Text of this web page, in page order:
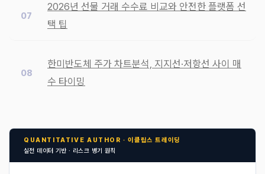
2026년 선물 거래 수수료 비교와 안전한 플랫폼 선
택 팁
한미반도체 주가 차트분석, 지지선·저항선 사이 매
수 타이밍
QUANTITATIVE AUTHOR · 이클립스 트레이딩
실전 데이터 기반 · 리스크 병기 원칙